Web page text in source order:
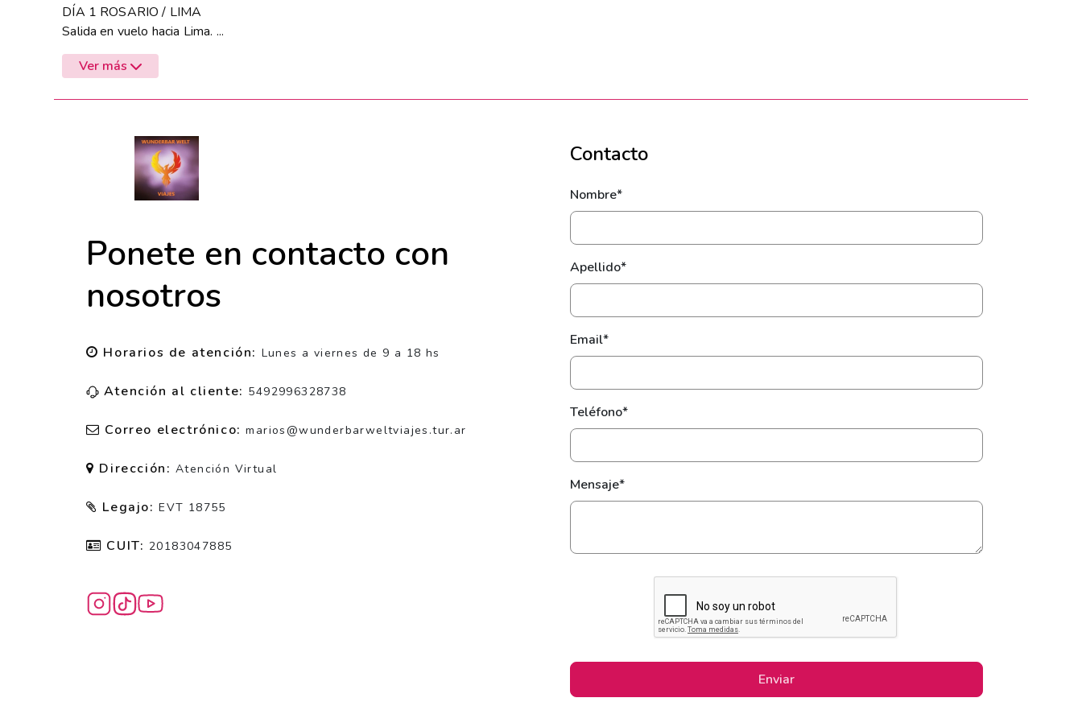
DÍA 1 ROSARIO / LIMA
Salida en vuelo hacia Lima. ...
Ver más
Ponete en contacto con
nosotros
Horarios de atención: Lunes a viernes de 9 a 18 hs
Atención al cliente: 5492996328738
Correo electrónico:marios@wunderbarweltviajes.tur.ar
Dirección:Atención Virtual
Legajo:EVT 18755
CUIT: 20183047885
Contacto
Nombre*
Apellido*
Email*
Teléfono*
Mensaje*
Enviar